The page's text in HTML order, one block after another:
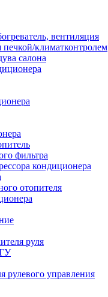
вентиляция
печкой/климатконтролем
салона
фильтра
кондиционера
отопителя
руля
рулевого управления